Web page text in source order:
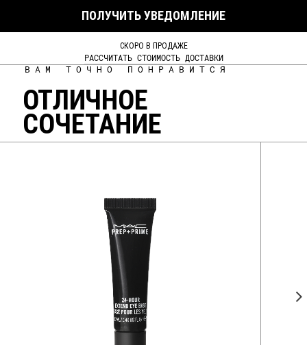
ПОЛУЧИТЬ УВЕДОМЛЕНИЕ
СКОРО В ПРОДАЖЕ
РАССЧИТАТЬ СТОИМОСТЬ ДОСТАВКИ
ВАМ ТОЧНО ПОНРАВИТСЯ
ОТЛИЧНОЕ
СОЧЕТАНИЕ